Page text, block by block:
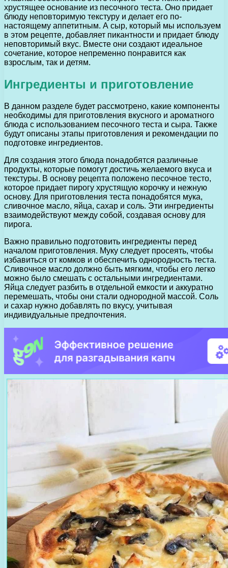
хрустящее основание из песочного теста. Оно придает
блюду неповторимую текстуру и делает его по-
настоящему аппетитным. А сыр, который мы используем
в этом рецепте, добавляет пикантности и придает блюду
неповторимый вкус. Вместе они создают идеальное
сочетание, которое непременно понравится как
взрослым, так и детям.
Ингредиенты и приготовление
В данном разделе будет рассмотрено, какие компоненты
необходимы для приготовления вкусного и ароматного
блюда с использованием песочного теста и сыра. Также
будут описаны этапы приготовления и рекомендации по
подготовке ингредиентов.
Для создания этого блюда понадобятся различные
продукты, которые помогут достичь желаемого вкуса и
текстуры. В основу рецепта положено песочное тесто,
которое придает пирогу хрустящую корочку и нежную
основу. Для приготовления теста понадобятся мука,
сливочное масло, яйца, сахар и соль. Эти ингредиенты
взаимодействуют между собой, создавая основу для
пирога.
Важно правильно подготовить ингредиенты перед
началом приготовления. Муку следует просеять, чтобы
избавиться от комков и обеспечить однородность теста.
Сливочное масло должно быть мягким, чтобы его легко
можно было смешать с остальными ингредиентами.
Яйца следует разбить в отдельной емкости и аккуратно
перемешать, чтобы они стали однородной массой. Соль
и сахар нужно добавлять по вкусу, учитывая
индивидуальные предпочтения.